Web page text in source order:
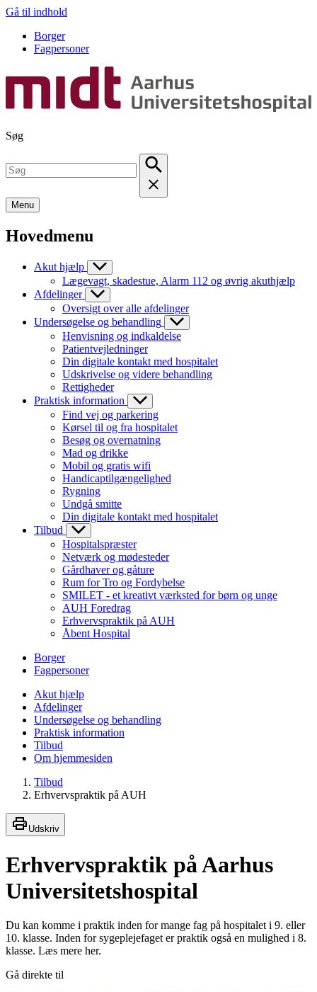
Gå til indhold
Borger
Fagpersoner
Søg
Menu
Hovedmenu
Akut hjælp
Lægevagt, skadestue, Alarm 112 og øvrig akuthjælp
Afdelinger
Oversigt over alle afdelinger
Undersøgelse og behandling
Henvisning og indkaldelse
Patientvejledninger
Din digitale kontakt med hospitalet
Udskrivelse og videre behandling
Rettigheder
Praktisk information
Find vej og parkering
Kørsel til og fra hospitalet
Besøg og overnatning
Mad og drikke
Mobil og gratis wifi
Handicaptilgængelighed
Rygning
Undgå smitte
Din digitale kontakt med hospitalet
Tilbud
Hospitalspræster
Netværk og mødesteder
Gårdhaver og gåture
Rum for Tro og Fordybelse
SMILET - et kreativt værksted for børn og unge
AUH Foredrag
Erhvervspraktik på AUH
Åbent Hospital
Borger
Fagpersoner
Akut hjælp
Afdelinger
Undersøgelse og behandling
Praktisk information
Tilbud
Om hjemmesiden
Tilbud
Erhvervspraktik på AUH
Udskriv
Erhvervspraktik på Aarhus
Universitetshospital
Du kan komme i praktik inden for mange fag på hospitalet i 9. eller
10. klasse. Inden for sygeplejefaget er praktik også en mulighed i 8.
klasse. Læs mere her.
Gå direkte til